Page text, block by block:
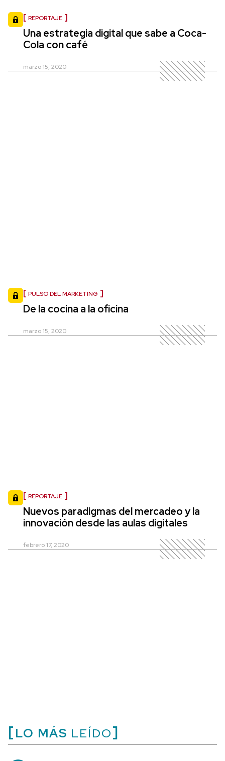
REPORTAJE
Una estrategia digital que sabe a Coca-
Cola con café
marzo 15, 2020
PULSO DEL MARKETING
De la cocina a la oficina
marzo 15, 2020
REPORTAJE
Nuevos paradigmas del mercadeo y la
innovación desde las aulas digitales
febrero 17, 2020
LO MÁS LEÍDO